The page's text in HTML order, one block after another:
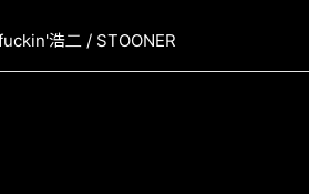
浩二 / STOONER